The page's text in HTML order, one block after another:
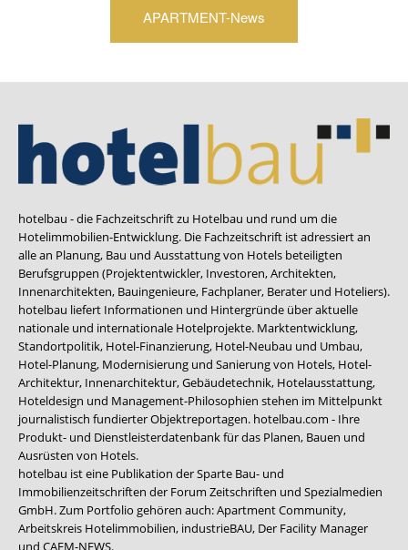
APARTMENT-News
hotelbau - die Fachzeitschrift zu Hotelbau und rund um die
Hotelimmobilien-Entwicklung. Die Fachzeitschrift ist adressiert an
alle an Planung, Bau und Ausstattung von Hotels beteiligten
Berufsgruppen (Projektentwickler, Investoren, Architekten,
Innenarchitekten, Bauingenieure, Fachplaner, Berater und Hoteliers).
hotelbau liefert Informationen und Hintergründe über aktuelle
nationale und internationale Hotelprojekte. Marktentwicklung,
Standortpolitik, Hotel-Finanzierung, Hotel-Neubau und Umbau,
Hotel-Planung, Modernisierung und Sanierung von Hotels, Hotel-
Architektur, Innenarchitektur, Gebäudetechnik, Hotelausstattung,
Hoteldesign und Management-Philosophien stehen im Mittelpunkt
journalistisch fundierter Objektreportagen. hotelbau.com - Ihre
Produkt- und Dienstleisterdatenbank für das Planen, Bauen und
Ausrüsten von Hotels.
hotelbau ist eine Publikation der Sparte Bau- und
Immobilienzeitschriften der Forum Zeitschriften und Spezialmedien
GmbH. Zum Portfolio gehören auch:Apartment Community,
Arbeitskreis Hotelimmobilien, industrieBAU, Der Facility Manager
und CAFM-NEWS.